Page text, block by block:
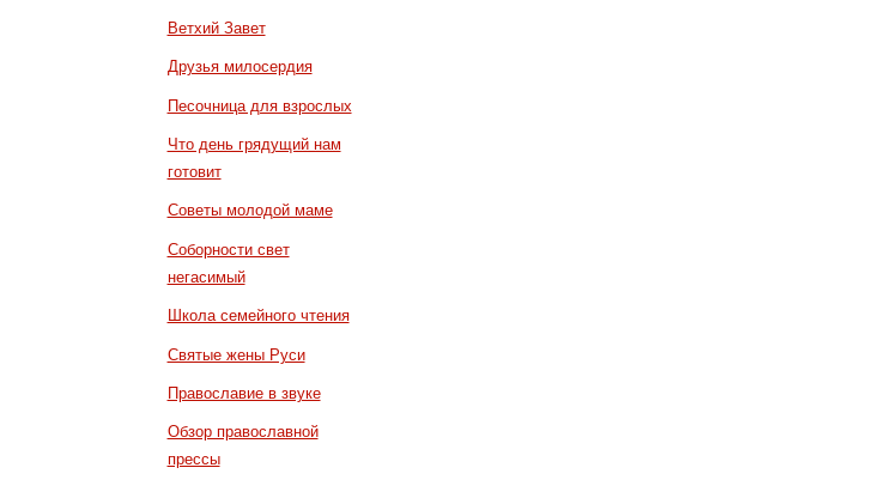
Ветхий Завет
Друзья милосердия
Песочница для взрослых
Что день грядущий нам
готовит
Советы молодой маме
Соборности свет
негасимый
Школа семейного чтения
Святые жены Руси
Православие в звуке
Обзор православной
прессы